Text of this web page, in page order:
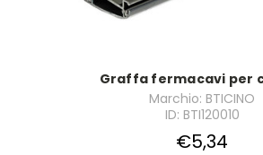
Graffa fermacavi per
Marchio: BTICINO
ID: BTI120010
€5,34